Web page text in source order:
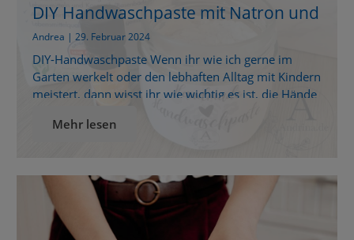
DIY Handwaschpaste mit Natron und
Kokosöl
Andrea | 29. Februar 2024
DIY-Handwaschpaste Wenn ihr wie ich gerne im
Garten werkelt oder den lebhaften Alltag mit Kindern
meistert, dann wisst ihr wie wichtig es ist, die Hände
eine pflegende Handwaschpaste unerlässlich. Statt
wunderbare Gelegenheit, auf […]
Mehr lesen